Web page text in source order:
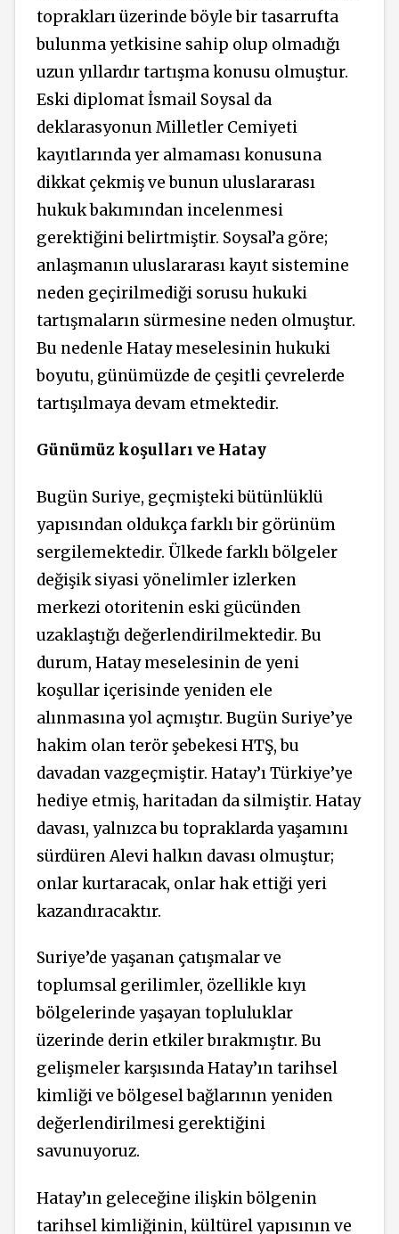
toprakları üzerinde böyle bir tasarrufta
bulunma yetkisine sahip olup olmadığı
uzun yıllardır tartışma konusu olmuştur.
Eski diplomat İsmail Soysal da
deklarasyonun Milletler Cemiyeti
kayıtlarında yer almaması konusuna
dikkat çekmiş ve bunun uluslararası
hukuk bakımından incelenmesi
gerektiğini belirtmiştir. Soysal’a göre;
anlaşmanın uluslararası kayıt sistemine
neden geçirilmediği sorusu hukuki
tartışmaların sürmesine neden olmuştur.
Bu nedenle Hatay meselesinin hukuki
boyutu, günümüzde de çeşitli çevrelerde
tartışılmaya devam etmektedir.
Günümüz koşulları ve Hatay
Bugün Suriye, geçmişteki bütünlüklü
yapısından oldukça farklı bir görünüm
sergilemektedir. Ülkede farklı bölgeler
değişik siyasi yönelimler izlerken
merkezi otoritenin eski gücünden
uzaklaştığı değerlendirilmektedir. Bu
durum, Hatay meselesinin de yeni
koşullar içerisinde yeniden ele
alınmasına yol açmıştır. Bugün Suriye’ye
hakim olan terör şebekesi HTŞ, bu
davadan vazgeçmiştir. Hatay’ı Türkiye’ye
hediye etmiş, haritadan da silmiştir. Hatay
davası, yalnızca bu topraklarda yaşamını
sürdüren Alevi halkın davası olmuştur;
onlar kurtaracak, onlar hak ettiği yeri
kazandıracaktır.
Suriye’de yaşanan çatışmalar ve
toplumsal gerilimler, özellikle kıyı
bölgelerinde yaşayan topluluklar
üzerinde derin etkiler bırakmıştır. Bu
gelişmeler karşısında Hatay’ın tarihsel
kimliği ve bölgesel bağlarının yeniden
değerlendirilmesi gerektiğini
savunuyoruz.
Hatay’ın geleceğine ilişkin bölgenin
tarihsel kimliğinin, kültürel yapısının ve